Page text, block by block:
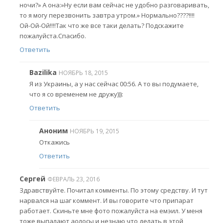
ночи?» А она:»Ну если вам сейчас не удобно разговаривать,
то я могу перезвонить завтра утром.» Нормально????!!!!
Ой-Ой-Ой!!!!Так что же все таки делать? Подскажите
пожалуйста.Спасибо.
Ответить
Bazilika НОЯБРЬ 18, 2015
Я из Украины, а у нас сейчас 00:56. А то вы подумаете,
что я со временем не дружу))):
Ответить
Аноним НОЯБРЬ 19, 2015
Откажись
Ответить
Сергей ФЕВРАЛЬ 23, 2016
Здравствуйте. Почитал комменты. По этому средству. И тут
нарвался на шаг коммент. И вы говорите что припарат
работает. Скиньте мне фото пожалуйста на емэил. У меня
тоже выпалают аолосы и незнаю что делать в этой